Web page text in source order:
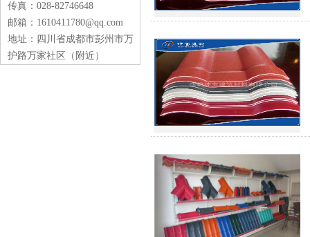
传真：028-82746648
邮箱：1610411780@qq.com
地址：四川省成都市彭州市万
护路万家社区（附近）